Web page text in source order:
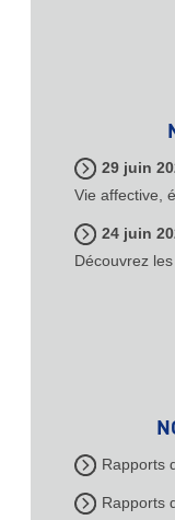
29 juin
Vie affective,
24 juin
Découvrez
Rapports
Rapports